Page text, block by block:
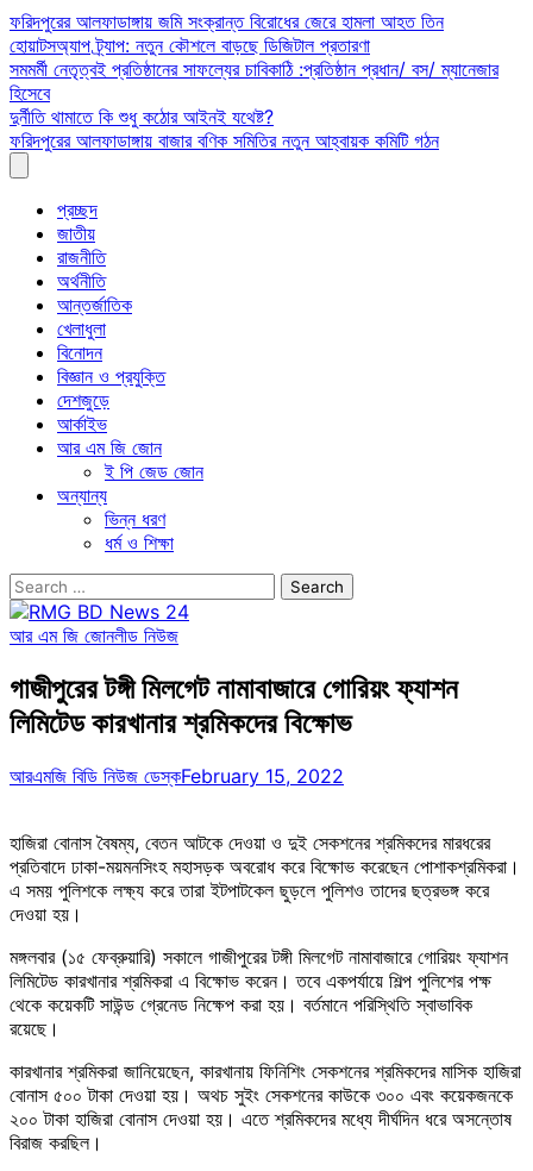
Skip
to
content
ফরিদপুরের আলফাডাঙ্গায় জমি সংক্রান্ত বিরোধের জেরে হামলা আহত তিন
হোয়াটসঅ্যাপ ট্র্যাপ: নতুন কৌশলে বাড়ছে ডিজিটাল প্রতারণা
সমমর্মী নেতৃত্বই প্রতিষ্ঠানের সাফল্যের চাবিকাঠি :প্রতিষ্ঠান প্রধান/ বস/ ম্যানেজার
হিসেবে
দুর্নীতি থামাতে কি শুধু কঠোর আইনই যথেষ্ট?
ফরিদপুরের আলফাডাঙ্গায় বাজার বণিক সমিতির নতুন আহ্বায়ক কমিটি গঠন
প্রচ্ছদ
জাতীয়
রাজনীতি
অর্থনীতি
আন্তর্জাতিক
খেলাধুলা
বিনোদন
বিজ্ঞান ও প্রযুক্তি
দেশজুড়ে
আর্কাইভ
আর এম জি জোন
ই পি জেড জোন
অন্যান্য
ভিন্ন ধরণ
ধর্ম ও শিক্ষা
Search
for:
আর এম জি জোনলীড নিউজ
গাজীপুরের টঙ্গী মিলগেট নামাবাজারে গোরিয়ং ফ্যাশন
লিমিটেড কারখানার শ্রমিকদের বিক্ষোভ
আরএমজি বিডি নিউজ ডেস্কFebruary 15, 2022
হাজিরা বোনাস বৈষম্য, বেতন আটকে দেওয়া ও দুই সেকশনের শ্রমিকদের মারধরের
প্রতিবাদে ঢাকা-ময়মনসিংহ মহাসড়ক অবরোধ করে বিক্ষোভ করেছেন পোশাকশ্রমিকরা।
এ সময় পুলিশকে লক্ষ্য করে তারা ইটপাটকেল ছুড়লে পুলিশও তাদের ছত্রভঙ্গ করে
দেওয়া হয়।
মঙ্গলবার (১৫ ফেব্রুয়ারি) সকালে গাজীপুরের টঙ্গী মিলগেট নামাবাজারে গোরিয়ং ফ্যাশন
লিমিটেড কারখানার শ্রমিকরা এ বিক্ষোভ করেন। তবে একপর্যায়ে শিল্প পুলিশের পক্ষ
থেকে কয়েকটি সাউন্ড গ্রেনেড নিক্ষেপ করা হয়। বর্তমানে পরিস্থিতি স্বাভাবিক
রয়েছে।
কারখানার শ্রমিকরা জানিয়েছেন, কারখানায় ফিনিশিং সেকশনের শ্রমিকদের মাসিক হাজিরা
বোনাস ৫০০ টাকা দেওয়া হয়। অথচ সুইং সেকশনের কাউকে ৩০০ এবং কয়েকজনকে
২০০ টাকা হাজিরা বোনাস দেওয়া হয়। এতে শ্রমিকদের মধ্যে দীর্ঘদিন ধরে অসন্তোষ
বিরাজ করছিল।